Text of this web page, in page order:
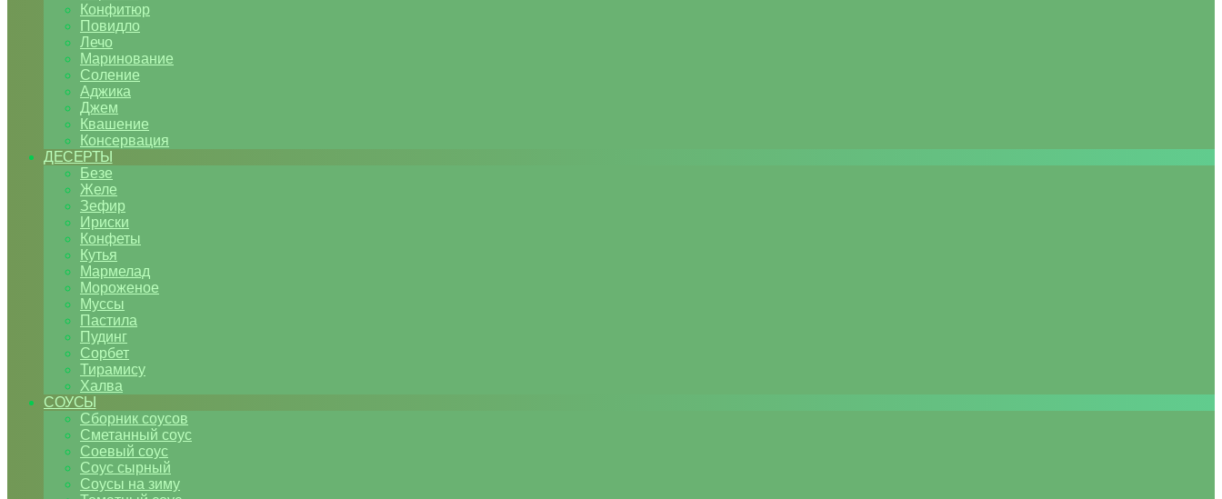
Конфитюр
Повидло
Лечо
Маринование
Соление
Аджика
Джем
Квашение
Консервация
ДЕСЕРТЫ
Безе
Желе
Зефир
Ириски
Конфеты
Кутья
Мармелад
Мороженое
Муссы
Пастила
Пудинг
Сорбет
Тирамису
Халва
СОУСЫ
Сборник соусов
Сметанный соус
Соевый соус
Соус сырный
Соусы на зиму